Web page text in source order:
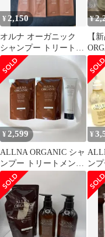
¥ 2,150
オルナ オーガニック
シャンプー トリートメ
ント サシェ2個付き
新品未開封
¥
【
トリ
ット
¥2,599
ALLNA ORGANIC シャ
ンプー トリートメント
リペアセット
¥
ン
セ